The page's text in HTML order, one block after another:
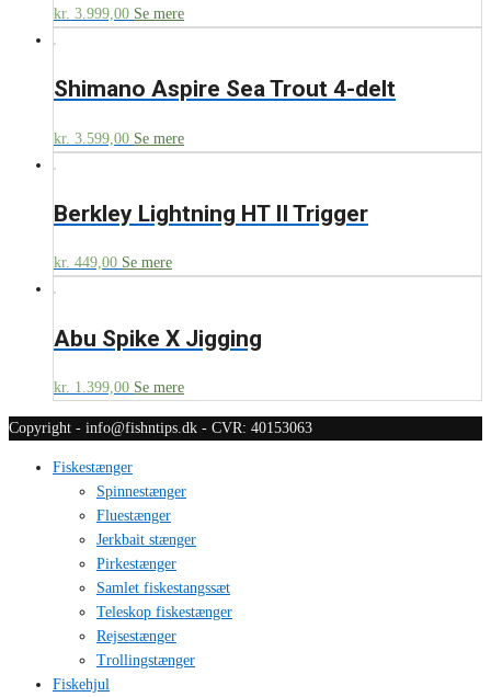
kr. 3.999,00 Se mere
Shimano Aspire Sea Trout 4-delt
kr. 3.599,00 Se mere
Berkley Lightning HT II Trigger
kr. 449,00 Se mere
Abu Spike X Jigging
kr. 1.399,00 Se mere
Copyright - info@fishntips.dk - CVR: 40153063
Fiskestænger
Spinnestænger
Fluestænger
Jerkbait stænger
Pirkestænger
Samlet fiskestangssæt
Teleskop fiskestænger
Rejsestænger
Trollingstænger
Fiskehjul